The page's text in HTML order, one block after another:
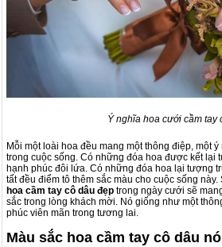
Ý nghĩa hoa cưới cầm tay
Mỗi một loài hoa đều mang một thông điệp, một
trong cuộc sống. Có những đóa hoa được kết lại
hạnh phúc đôi lứa. Có những đóa hoa lại tượng
tất đều điểm tô thêm sắc màu cho cuộc sống
hoa cầm tay cô dâu đẹp trong ngày cưới sẽ
sắc trong lòng khách mời. Nó giống như một
phúc viên mãn trong tương lai.
Màu sắc hoa cầm tay cô dâu